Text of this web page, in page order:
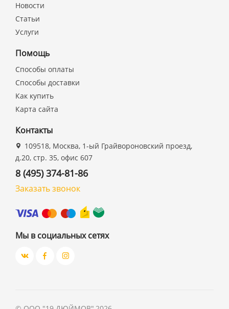
Новости
Статьи
Услуги
Помощь
Способы оплаты
Способы доставки
Как купить
Карта сайта
Контакты
109518, Москва, 1-ый Грайвороновский проезд,
д.20, стр. 35, офис 607
8 (495) 374-81-86
Заказать звонок
Мы в социальных сетях